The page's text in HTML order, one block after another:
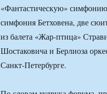
«Фантастическую» симфонию
симфония Бетховена, две
из балета «Жар-птица»
Шостаковича и Берлиоза
Санкт-Петербурге.